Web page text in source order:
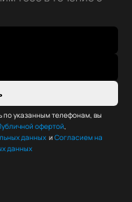
указанным телефонам, вы
офертой,
данных и Согласием на
данных